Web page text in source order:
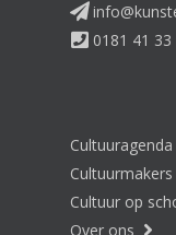
0181 41 33
Cultuuragenda
Cultuurmakers
Cultuur op
Over ons